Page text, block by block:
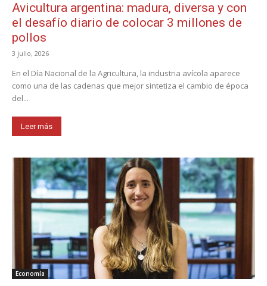
Avicultura argentina: madura, diversa y con
el desafío diario de colocar 3 millones de
pollos
3 julio, 2026
En el Día Nacional de la Agricultura, la industria avícola aparece
como una de las cadenas que mejor sintetiza el cambio de época
del...
Leer más
Economía